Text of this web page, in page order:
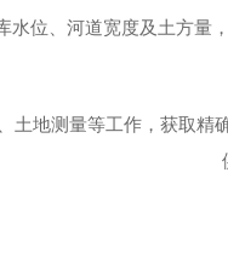
水位、河道宽度及土方量
土地测量等工作，获取